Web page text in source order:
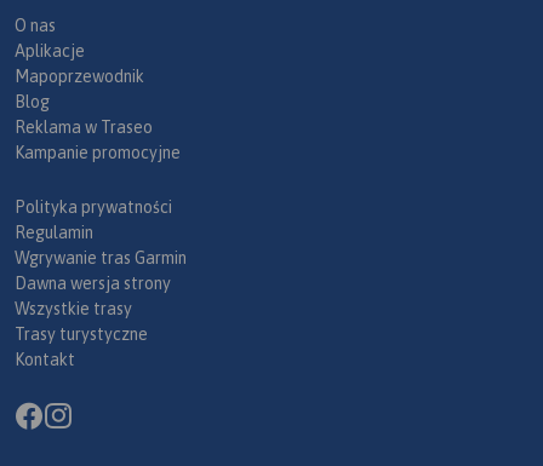
O nas
Aplikacje
Mapoprzewodnik
Blog
Reklama w Traseo
Kampanie promocyjne
Polityka prywatności
Regulamin
Wgrywanie tras Garmin
Dawna wersja strony
Wszystkie trasy
Trasy turystyczne
Kontakt